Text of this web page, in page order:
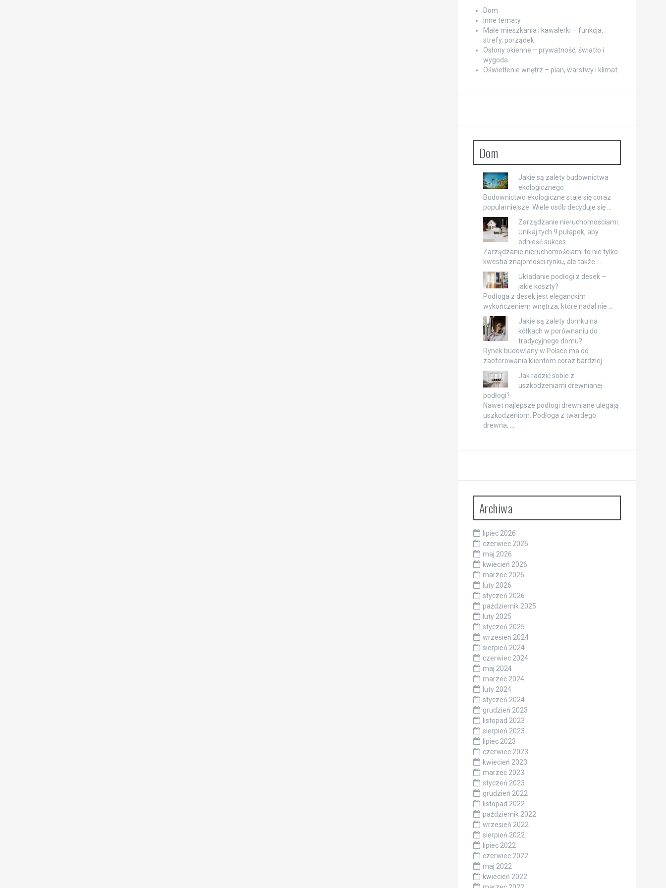
Dom
Inne tematy
Małe mieszkania i kawalerki – funkcja,
strefy, porządek
Osłony okienne – prywatność, światło i
wygoda
Oświetlenie wnętrz – plan, warstwy i klimat
Dom
Jakie są zalety budownictwa
ekologicznego
Budownictwo ekologiczne staje się coraz
popularniejsze. Wiele osób decyduje się …
Zarządzanie nieruchomościami:
Unikaj tych 9 pułapek, aby
odnieść sukces
Zarządzanie nieruchomościami to nie tylko
kwestia znajomości rynku, ale także …
Układanie podłogi z desek –
jakie koszty?
Podłoga z desek jest eleganckim
wykończeniem wnętrza, które nadal nie …
Jakie są zalety domku na
kółkach w porównaniu do
tradycyjnego domu?
Rynek budowlany w Polsce ma do
zaoferowania klientom coraz bardziej …
Jak radzić sobie z
uszkodzeniami drewnianej
podłogi?
Nawet najlepsze podłogi drewniane ulegają
uszkodzeniom. Podłoga z twardego
drewna, …
Archiwa
lipiec 2026
czerwiec 2026
maj 2026
kwiecień 2026
marzec 2026
luty 2026
styczeń 2026
październik 2025
luty 2025
styczeń 2025
wrzesień 2024
sierpień 2024
czerwiec 2024
maj 2024
marzec 2024
luty 2024
styczeń 2024
grudzień 2023
listopad 2023
sierpień 2023
lipiec 2023
czerwiec 2023
kwiecień 2023
marzec 2023
styczeń 2023
grudzień 2022
listopad 2022
październik 2022
wrzesień 2022
sierpień 2022
lipiec 2022
czerwiec 2022
maj 2022
kwiecień 2022